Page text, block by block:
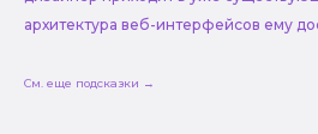
архитектура веб-интерфейсов ему
См. еще подсказки →